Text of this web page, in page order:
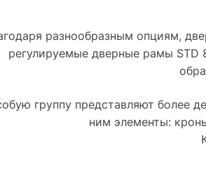
разнообразным опциям,
регулируемые дверные рамы
группу представляют более
ним элементы: